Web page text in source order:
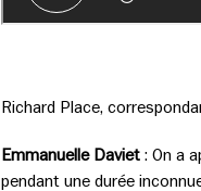
Richard Place,
Emmanuelle Daviet : On a
pendant une durée